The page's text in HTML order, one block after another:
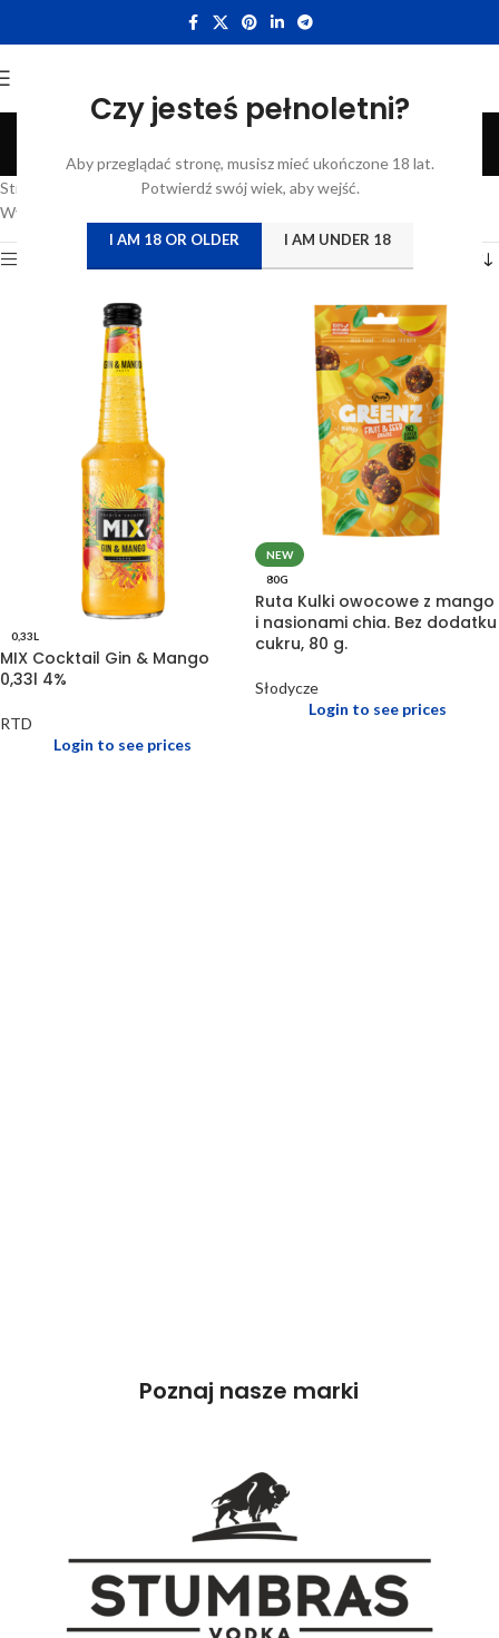
Czy jesteś pełnoletni?
Aby przeglądać stronę, musisz mieć ukończone 18 lat.
Potwierdź swój wiek, aby wejść.
I AM 18 OR OLDER I AM UNDER 18
Mango
Categories
Strona główna
Katalog/Produkty oznaczone “Mango”
Wyświetlanie wszystkich wyników: 2
0,33L
MIX Cocktail Gin & Mango
0,33l 4%
RTD
Login to see prices
NEW
80G
Ruta Kulki owocowe z mango
i nasionami chia. Bez dodatku
cukru, 80 g.
Słodycze
Login to see prices
Poznaj nasze marki